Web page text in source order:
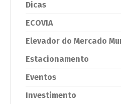
Dicas
ECOVIA
Elevador do Mercado
Estacionamento
Eventos
Investimento